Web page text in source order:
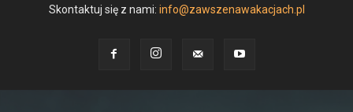
Skontaktuj się z nami: info@zawszenawakacjach.pl